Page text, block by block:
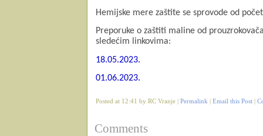
Hemijske mere zaštite se sprovode od
Preporuke o zaštiti maline od
sledećim linkovima:
18.05.2023.
01.06.2023.
Posted at 12:41 by RC Vranje | Permalink Email this Post
Comments